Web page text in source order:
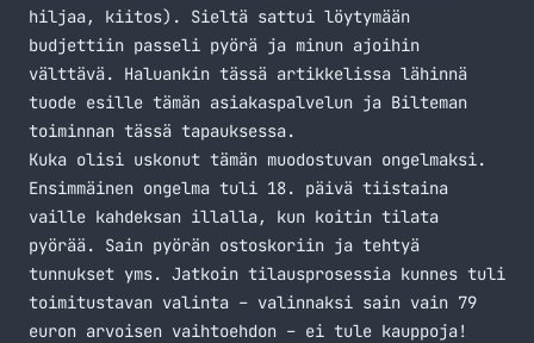
hiljaa, kiitos). Sieltä sattui löytymään
budjettiin passeli pyörä ja minun ajoihin
välttävä. Haluankin tässä artikkelissa lähinnä
tuode esille tämän asiakaspalvelun ja Bilteman
toiminnan tässä tapauksessa.
Kuka olisi uskonut tämän muodostuvan ongelmaksi.
Ensimmäinen ongelma tuli 18. päivä tiistaina
vaille kahdeksan illalla, kun koitin tilata
pyörää. Sain pyörän ostoskoriin ja tehtyä
tunnukset yms. Jatkoin tilausprosessia kunnes tuli
toimitustavan valinta – valinnaksi sain vain 79
euron arvoisen vaihtoehdon – ei tule kauppoja!